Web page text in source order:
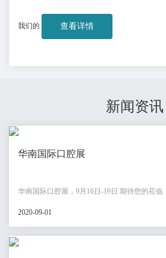
我们的 查看详情
新闻资讯
华南国际口腔展
华南国际口腔展，9月16日-19日 期待您的莅临
2020-09-01